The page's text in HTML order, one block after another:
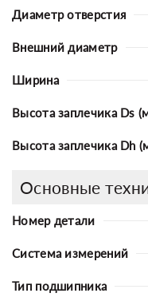
Диаметр отверстия
Внешний диаметр
Ширина
Высота заплечика Ds
Высота заплечика Dh
Основные
Номер детали
Система измерений
Тип подшипника